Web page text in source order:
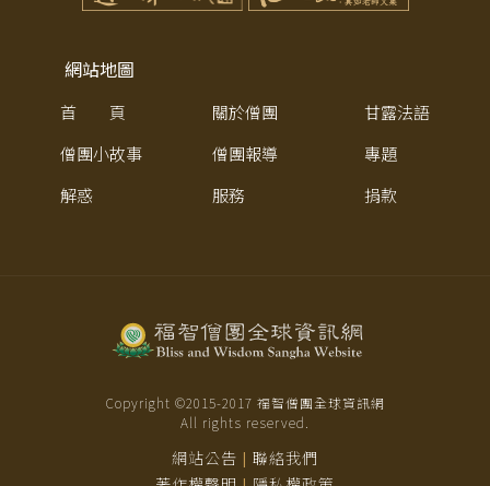
網站地圖
首 頁 關於僧團
甘露法語
僧團小故事
僧團報導
專題
解惑
服務 捐款
Copyright ©2015-2017 福智僧團全球資訊網
All rights reserved.
網站公告 | 聯絡我們